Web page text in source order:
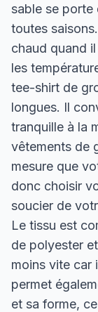
sable se porte
toutes
chaud quand
les
tee-shirt de
longues. Il
tranquille à la
vêtements de
mesure que
donc choisir
soucier de
Le tissu est
de polyester
moins vite car
permet
et sa forme,